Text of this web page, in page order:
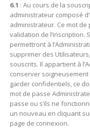
6.1 : Au cours de la
administrateur composé
administrateur. Ce mot de
validation de l’inscription.
permettront à
supprimer des
souscrits. Il appartient à
conserver
garder confidentiels, ce
mot de passe
passe ou s’ils ne
un nouveau en cliquant
page de connexion.